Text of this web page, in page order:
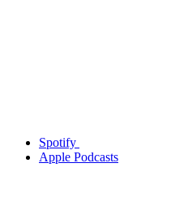
Spotify
Apple Podcasts